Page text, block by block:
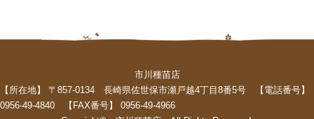
市川種苗店
【所在地】 〒857-0134 長崎県佐世保市瀬戸越4丁目8番5号 【電話番号】
0956-49-4840 【FAX番号】 0956-49-4966